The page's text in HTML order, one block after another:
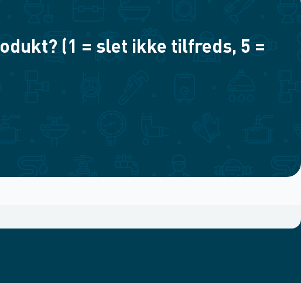
(1 = slet ikke tilfreds, 5 =